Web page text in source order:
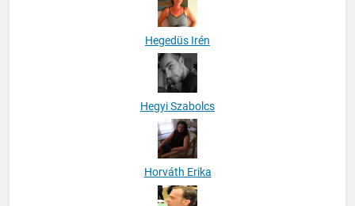
Hegedüs Irén
Hegyi Szabolcs
Horváth Erika